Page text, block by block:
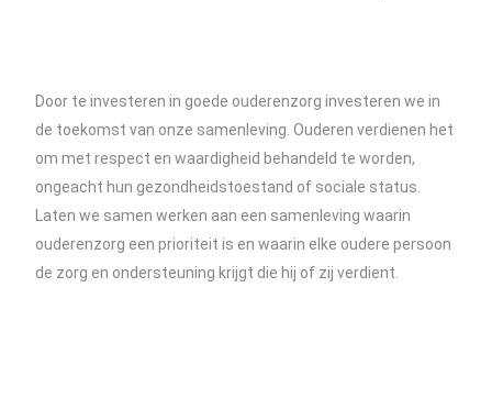
Door te investeren in goede ouderenzorg investeren we in
de toekomst van onze samenleving. Ouderen verdienen het
om met respect en waardigheid behandeld te worden,
ongeacht hun gezondheidstoestand of sociale status.
Laten we samen werken aan een samenleving waarin
ouderenzorg een prioriteit is en waarin elke oudere persoon
de zorg en ondersteuning krijgt die hij of zij verdient.